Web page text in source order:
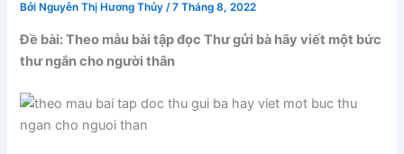
Bởi Nguyễn Thị Hương Thủy/7 Tháng 8, 2022
Đề bài: Theo mẫu bài tập đọc Thư gửi bà hãy viết một bức
thư ngắn cho người thân